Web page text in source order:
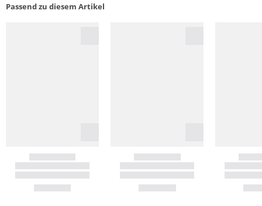
Passend zu diesem Artikel